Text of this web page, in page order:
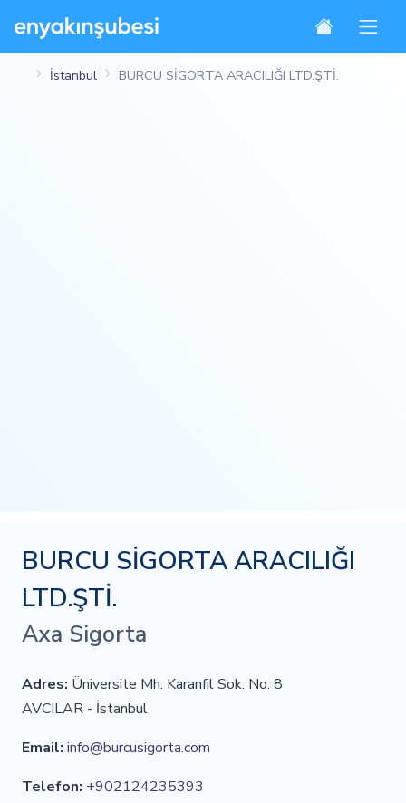
İstanbul BURCU SİGORTA ARACILIĞI LTD.ŞTİ.
BURCU SİGORTA ARACILIĞI
LTD.ŞTİ.
Axa Sigorta
Adres: Üniversite Mh. Karanfil Sok. No: 8
AVCILAR - İstanbul
Email: info@burcusigorta.com
Telefon: +902124235393